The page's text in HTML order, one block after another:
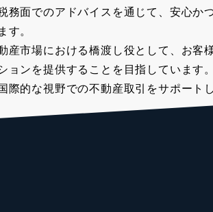
務面でのアドバイスを通じて、安心か
す。
産市場における橋渡し役として、お客
ョンを提供することを目指しています
際的な視野での不動産取引をサポートし